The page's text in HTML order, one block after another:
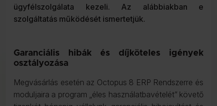
ügyfélszolgálata kezeli. Az alábbiakban e
szolgáltatás működését ismertetjük.
Garanciális hibák és díjköteles igények
osztályozása
Megvásárlás esetén az Octopus 8 ERP Rendszerre és
moduljaira a program „éles használatbavételét” követő